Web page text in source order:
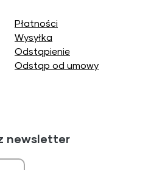
Płatności
Wysyłka
Odstąpienie
Odstąp od umowy
newsletter